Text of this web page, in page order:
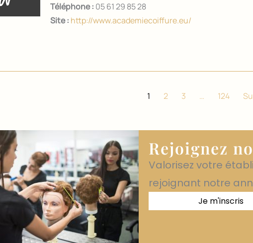
Téléphone : 05 61 29 85 28
Site : http://www.academiecoiffure.eu/
1 2 3 … 124
Rejoignez
Valorisez votre
rejoignant notre
Je m'inscris